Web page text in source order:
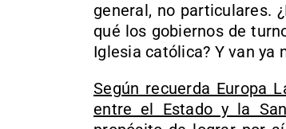
general, no particulares.
qué los gobiernos de
Iglesia católica? Y van ya
Según recuerda Europa
entre el Estado y la